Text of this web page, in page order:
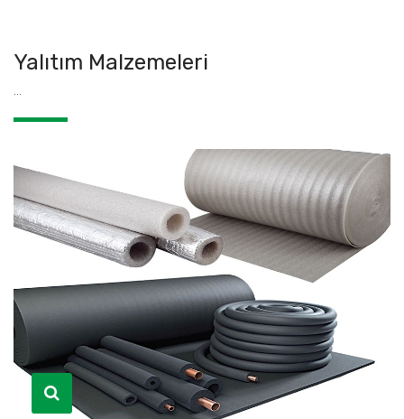
Yalıtım Malzemeleri